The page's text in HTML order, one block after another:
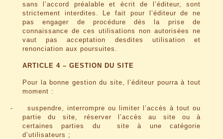
sans l’accord préalable et écrit de l’éditeur, sont
strictement interdites. Le fait pour l’éditeur de ne
pas engager de procédure dès la prise de
connaissance de ces utilisations non autorisées ne
vaut pas acceptation desdites utilisation et
renonciation aux poursuites.
ARTICLE 4 – GESTION DU SITE
Pour la bonne gestion du site, l’éditeur pourra à tout
moment :
-
suspendre, interrompre ou limiter l’accès à tout ou
partie du site, réserver l’accès au site ou à
certaines parties du
site à une catégorie
d’utilisateurs ;